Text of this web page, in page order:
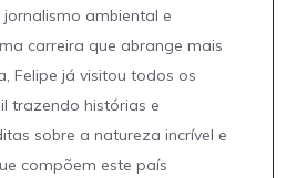
jornalismo ambiental e
carreira que abrange mais
Felipe já visitou todos os
trazendo histórias e
sobre a natureza incrível e
compõem este país